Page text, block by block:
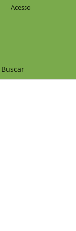
Buscar
Acesso